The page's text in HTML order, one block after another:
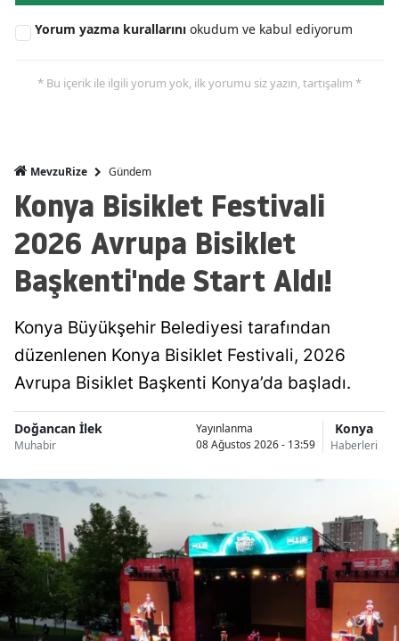
Yorum yazma kurallarını okudum ve kabul ediyorum
* Bu içerik ile ilgili yorum yok, ilk yorumu siz yazın, tartışalım *
MevzuRize Gündem
Konya Bisiklet Festivali
2026 Avrupa Bisiklet
Başkenti'nde Start Aldı!
Konya Büyükşehir Belediyesi tarafından
düzenlenen Konya Bisiklet Festivali, 2026
Avrupa Bisiklet Başkenti Konya’da başladı.
Doğancan İlek
Muhabir
Yayınlanma
08 Ağustos 2026 - 13:59
Konya
Haberleri